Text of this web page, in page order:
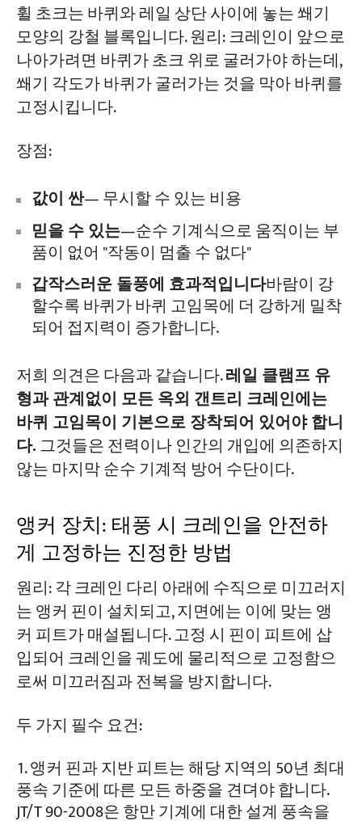
휠 초크는 바퀴와 레일 상단 사이에 놓는 쐐기
모양의 강철 블록입니다. 원리: 크레인이 앞으로
나아가려면 바퀴가 초크 위로 굴러가야 하는데,
쐐기 각도가 바퀴가 굴러가는 것을 막아 바퀴를
고정시킵니다.
장점:
값이 싼— 무시할 수 있는 비용
믿을 수 있는—순수 기계식으로 움직이는 부
품이 없어 "작동이 멈출 수 없다"
갑작스러운 돌풍에 효과적입니다바람이 강
할수록 바퀴가 바퀴 고임목에 더 강하게 밀착
되어 접지력이 증가합니다.
저희 의견은 다음과 같습니다.레일 클램프 유
형과 관계없이 모든 옥외 갠트리 크레인에는
바퀴 고임목이 기본으로 장착되어 있어야 합니
다.그것들은 전력이나 인간의 개입에 의존하지
않는 마지막 순수 기계적 방어 수단이다.
앵커 장치: 태풍 시 크레인을 안전하
게 고정하는 진정한 방법
원리: 각 크레인 다리 아래에 수직으로 미끄러지
는 앵커 핀이 설치되고, 지면에는 이에 맞는 앵
커 피트가 매설됩니다. 고정 시 핀이 피트에 삽
입되어 크레인을 궤도에 물리적으로 고정함으
로써 미끄러짐과 전복을 방지합니다.
두 가지 필수 요건:
앵커 핀과 지반 피트는 해당 지역의 50년 최대
풍속 기준에 따른 모든 하중을 견뎌야 합니다.
JT/T 90-2008은 항만 기계에 대한 설계 풍속을